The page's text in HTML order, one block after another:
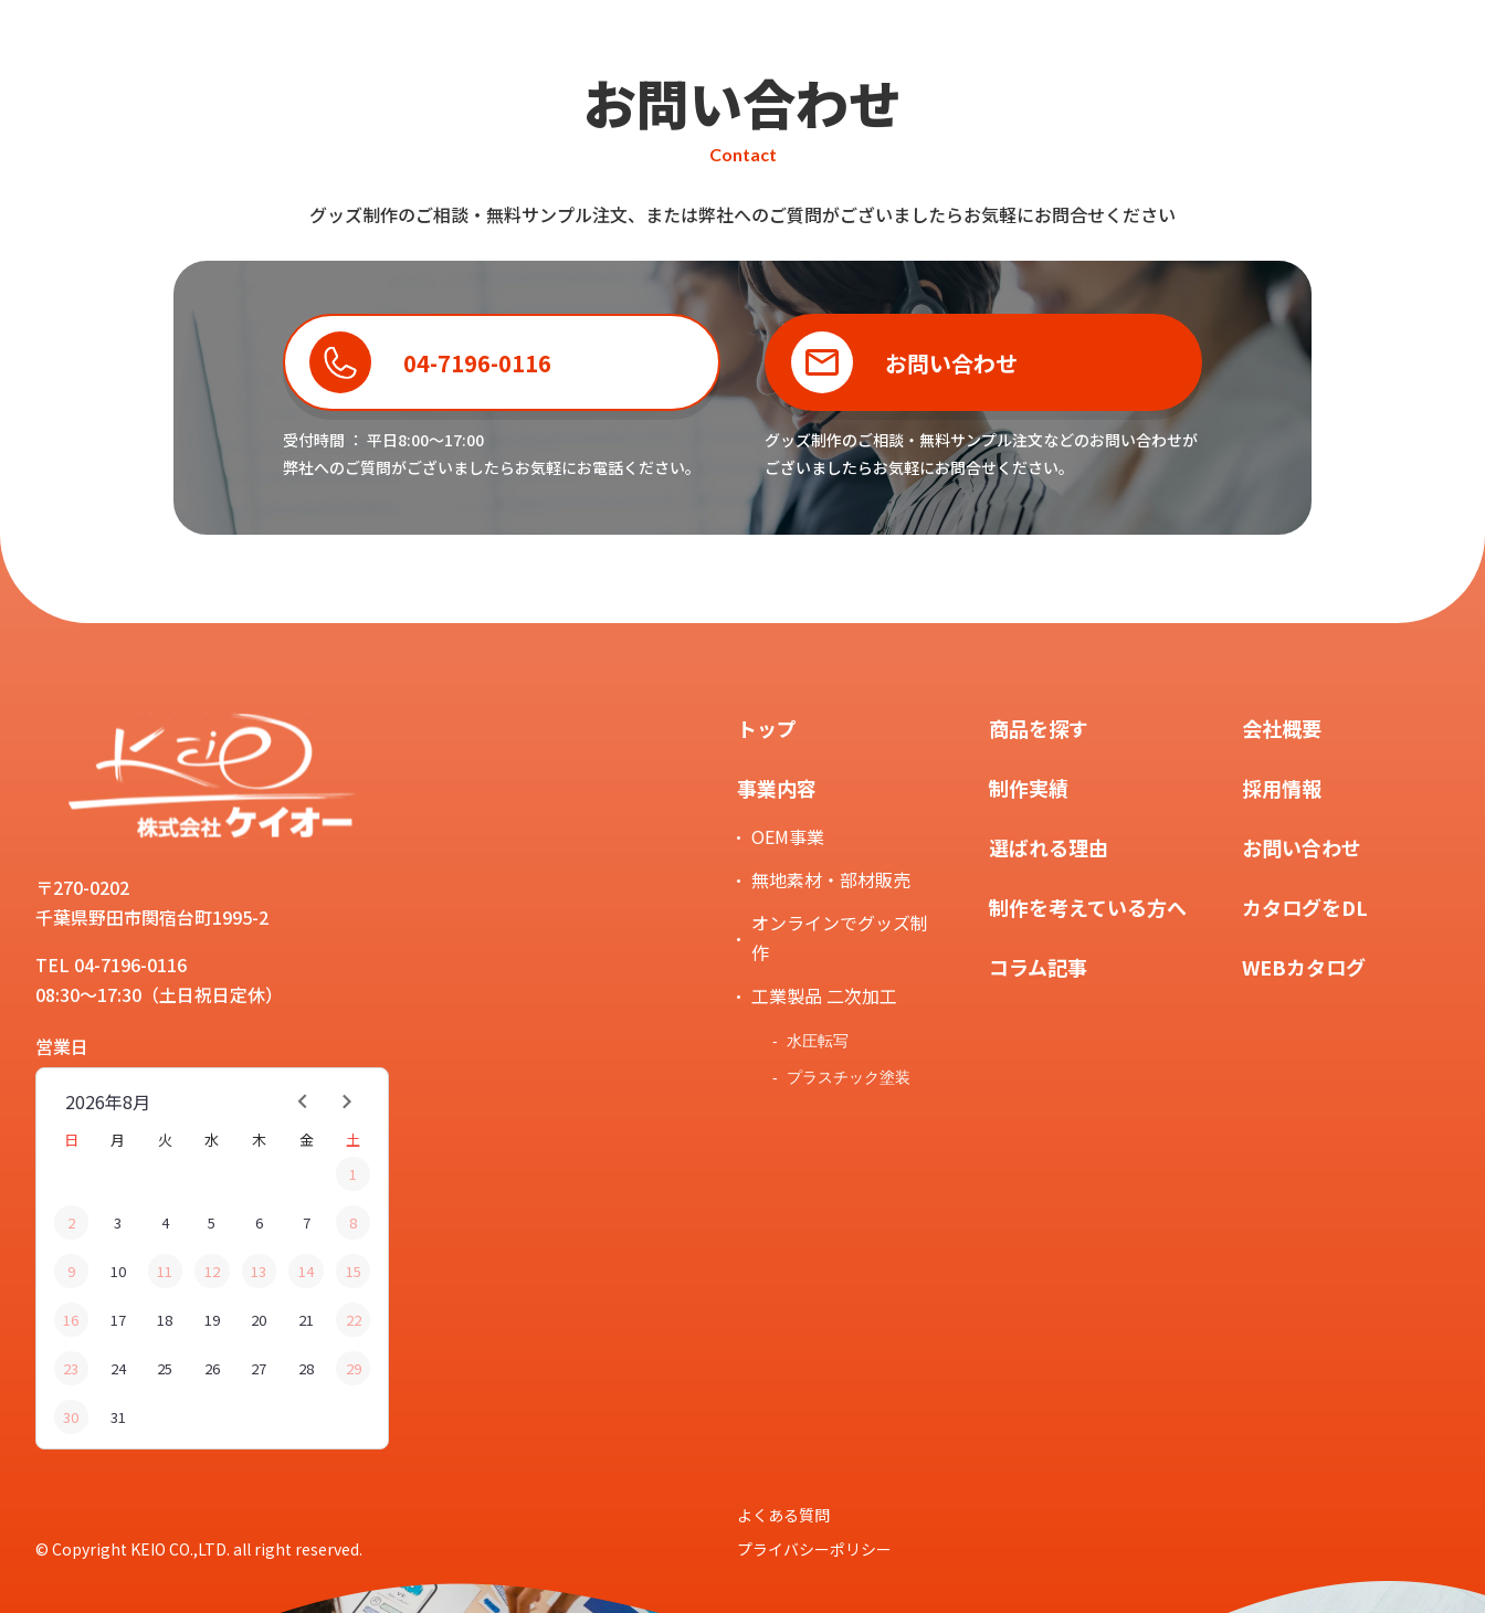
お問い合わせ
Contact
グッズ制作のご相談・無料サンプル注文、または弊社へのご質問がございましたらお気軽にお問合せください
04-7196-0116
受付時間 ： 平日8:00〜17:00
弊社へのご質問がございましたらお気軽にお電話ください。
お問い合わせ
グッズ制作のご相談・無料サンプル注文などのお問い合わせが
ございましたらお気軽にお問合せください。
〒270-0202
千葉県野田市関宿台町1995-2
TEL 04-7196-0116
08:30～17:30（土日祝日定休）
営業日
8月
2026年
日 月 火 水 木 金
土
1
2 3 4 5 6 7 8
9 10 11 12 13 14 15
16 17 18 19 20 21 22
23 24 25 26 27 28 29
30 31
トップ
事業内容
OEM事業
無地素材・部材販売
オンラインでグッズ制
作
工業製品 二次加工
水圧転写
プラスチック塗装
商品を探す
制作実績
選ばれる理由
制作を考えている方へ
コラム記事
会社概要
採用情報
お問い合わせ
カタログをDL
WEBカタログ
よくある質問
プライバシーポリシー
© Copyright KEIO CO.,LTD. all right reserved.